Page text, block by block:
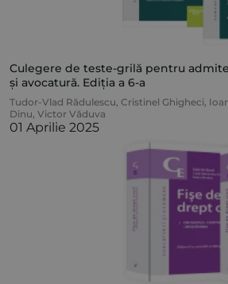
Culegere de teste-grilă pentru
și avocatură. Ediția a 6-a
Tudor-Vlad Rădulescu, Cristinel Ghigheci,
Dinu, Victor Văduva
01 Aprilie 2025